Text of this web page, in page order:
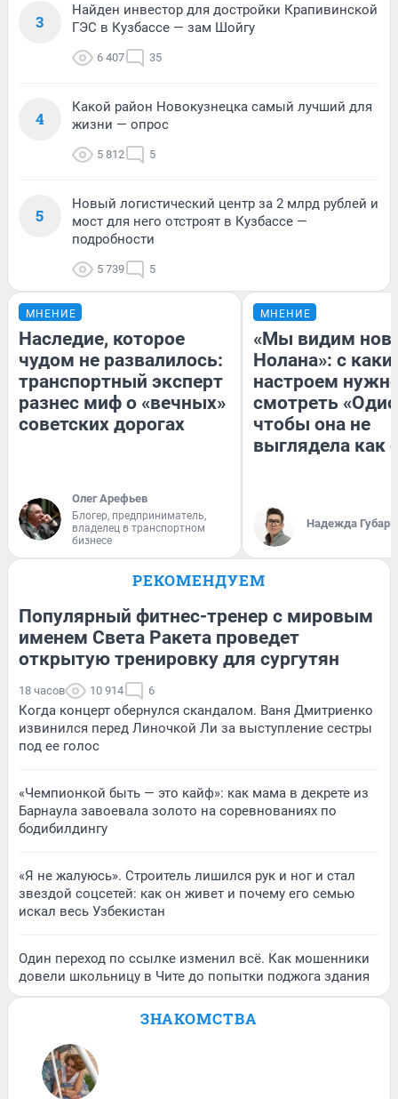
3
Найден инвестор для достройки Крапивинской
ГЭС в Кузбассе — зам Шойгу
6 407 35
4
Какой район Новокузнецка самый лучший для
жизни — опрос
5 812 5
5
Новый логистический центр за 2 млрд рублей и
мост для него отстроят в Кузбассе —
подробности
5 739 5
МНЕНИЕ
Наследие, которое
чудом не развалилось:
транспортный эксперт
разнес миф о «вечных»
советских дорогах
Олег Арефьев
Блогер, предприниматель,
владелец в транспортном
бизнесе
МНЕНИЕ
«Мы видим
Нолана»: с
настроем
смотреть
чтобы она не
выглядела как
Надежда Губарь
РЕКОМЕНДУЕМ
Популярный фитнес-тренер с мировым
именем Света Ракета проведет
открытую тренировку для сургутян
18 часов 10 914 6
Когда концерт обернулся скандалом. Ваня Дмитриенко
извинился перед Линочкой Ли за выступление сестры
под ее голос
«Чемпионкой быть — это кайф»: как мама в декрете из
Барнаула завоевала золото на соревнованиях по
бодибилдингу
«Я не жалуюсь». Строитель лишился рук и ног и стал
звездой соцсетей: как он живет и почему его семью
искал весь Узбекистан
Один переход по ссылке изменил всё. Как мошенники
довели школьницу в Чите до попытки поджога здания
ЗНАКОМСТВА